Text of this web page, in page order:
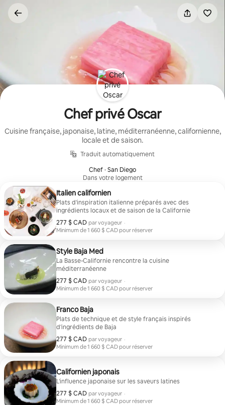
Aller
directement
Chef privé Oscar
Cuisine française, japonaise, latine, méditerranéenne, californienne,
locale et de saison.
Traduit automatiquement
Chef · San Diego
Dans votre logement
Italien californien
Plats d'inspiration italienne préparés avec des
ingrédients locaux et de saison de la Californie
277 $ CAD par voyageur
277 $ CAD par voyageur
·
Minimum de 1 660 $ CAD pour réserver
Style Baja Med
La Basse-Californie rencontre la cuisine
méditerranéenne
277 $ CAD par voyageur
277 $ CAD par voyageur
·
Minimum de 1 660 $ CAD pour réserver
Franco Baja
Plats de technique et de style français inspirés
d'ingrédients de Baja
277 $ CAD par voyageur
277 $ CAD par voyageur
·
Minimum de 1 660 $ CAD pour réserver
Californien japonais
L'influence japonaise sur les saveurs latines
277 $ CAD par voyageur
277 $ CAD par voyageur
·
Minimum de 1 660 $ CAD pour réserver